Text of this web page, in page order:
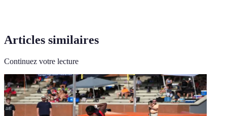
Articles similaires
Continuez votre lecture